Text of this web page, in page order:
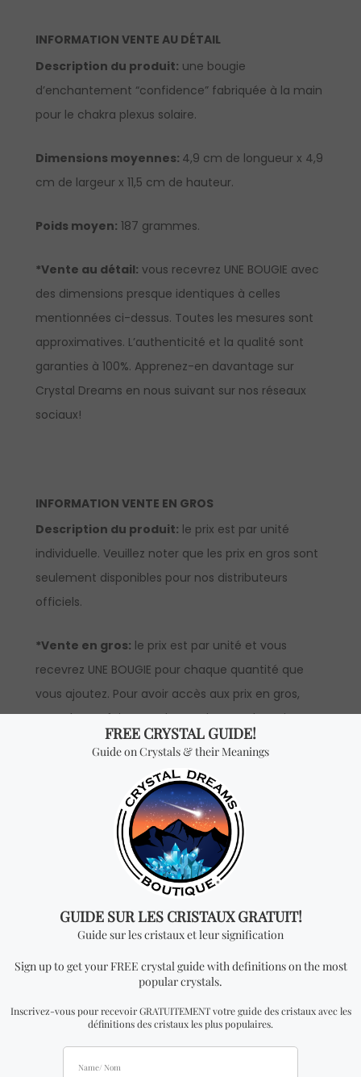
INFORMATION VENTE AU DÉTAIL
Description du produit: une bougie
d’enchantement “confidence” fabriquée à la main
pour le chakra plexus solaire.
Dimensions moyennes: 4,9 cm de longueur x 4,9
cm de largeur x 11,5 cm de hauteur.
Poids moyen: 187 grammes.
*Vente au détail: vous recevrez UNE BOUGIE avec
des dimensions presque identiques à celles
mentionnées ci-dessus. Toutes les mesures sont
approximatives. L’authenticité et la qualité sont
garanties à 100%. Apprenez-en davantage sur
Crystal Dreams en nous suivant sur nos réseaux
sociaux!
INFORMATION VENTE EN GROS
Description du produit: le prix est par unité
individuelle. Veuillez noter que les prix en gros sont
seulement disponibles pour nos distributeurs
officiels.
*Vente en gros: le prix est par unité et vous
recevrez UNE BOUGIE pour chaque quantité que
vous ajoutez. Pour avoir accès aux prix en gros,
vous devrez faire une demande pour devenir un
distributeur officiel.
Vous cherchez quelque
chose de spécial? Jetez
un coup d'œil à nos
produits les plus
vendus!